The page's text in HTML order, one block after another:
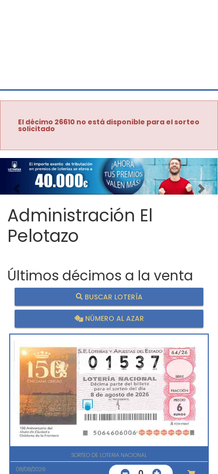
El décimo 26610 no está disponible para el sorteo
solicitado
Imagen anterior
Administración El
Pelotazo
Últimos décimos a la venta
BUSCAR LOTERÍA
NÚMERO AL AZAR
SORTEO DE LOTERIA NACIONAL
08/08/2026